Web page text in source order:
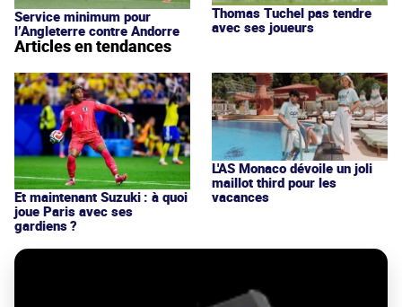
Service minimum pour
l’Angleterre contre Andorre
Thomas Tuchel pas tendre
avec ses joueurs
Articles en tendances
Et maintenant Suzuki : à quoi
joue Paris avec ses
gardiens ?
L'AS Monaco dévoile un joli
maillot third pour les
vacances